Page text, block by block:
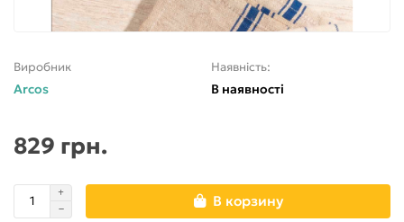
Виробник
Arcos
Наявність:
В наявності
829 грн.
В корзину